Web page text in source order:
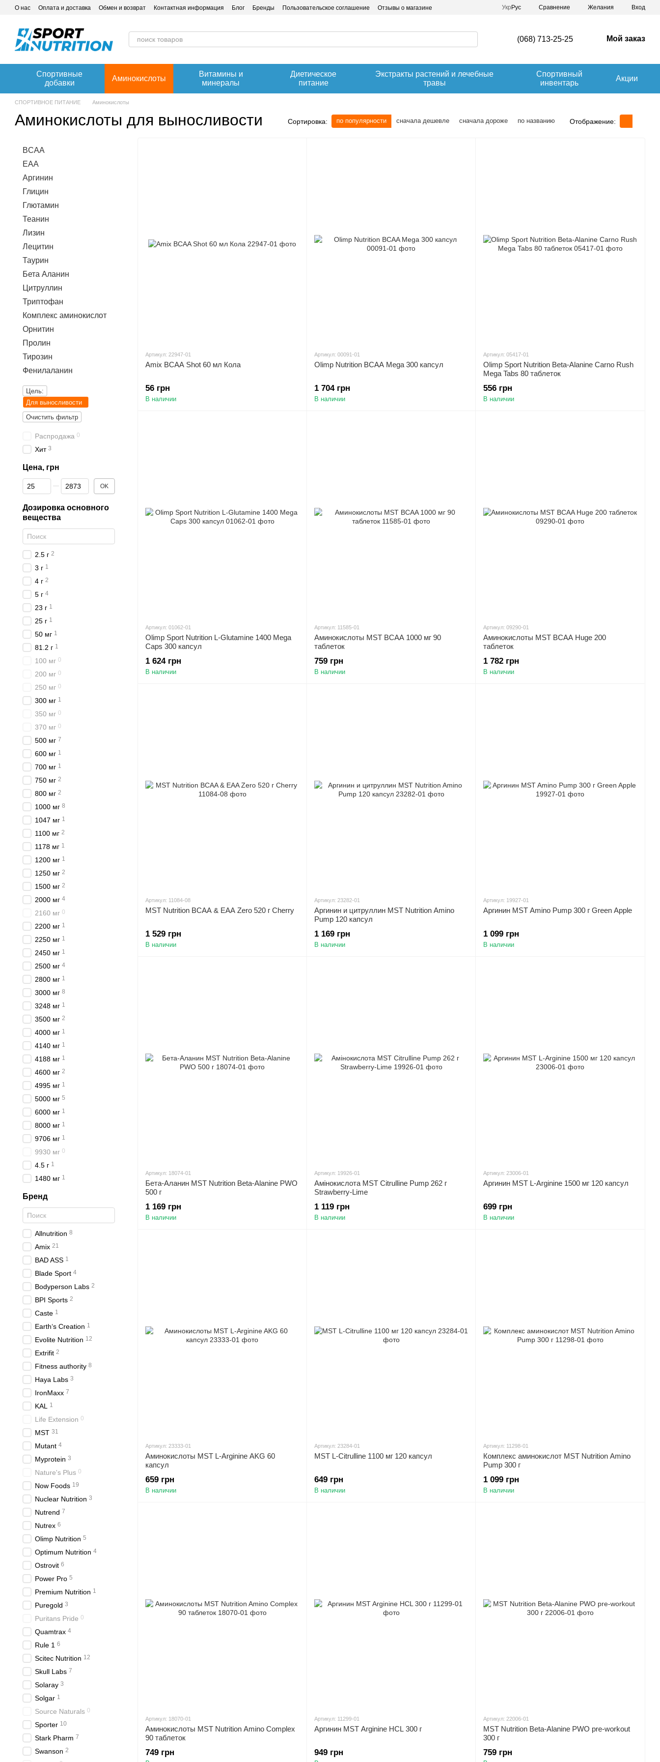
Перейти к основному контенту
О нас Оплата и доставка Обмен и возврат Контактная информация Блог Бренды Пользовательское соглашение Отзывы о магазине Укр Рус Сравнение Желания Вход
(068) 713-25-25 Мой заказ
Спортивные
добавки
Аминокислоты
Витамины и
минералы
Диетическое
питание
Экстракты растений и лечебные
травы
Спортивный
инвентарь
Акции
СПОРТИВНОЕ ПИТАНИЕ Аминокислоты
Аминокислоты для выносливости Сортировка: по популярности сначала дешевле сначала дороже по названию Отображение:
Артикул: 22947-01
Amix BCAA Shot 60 мл Кола
56 грн
В наличии
Артикул: 00091-01
Olimp Nutrition BCAA Mega 300 капсул
1 704 грн
В наличии
Артикул: 05417-01
Olimp Sport Nutrition Beta-Alanine Carno Rush
Mega Tabs 80 таблеток
556 грн
В наличии
Артикул: 01062-01
Olimp Sport Nutrition L-Glutamine 1400 Mega
Caps 300 капсул
1 624 грн
В наличии
Артикул: 11585-01
Аминокислоты MST BCAA 1000 мг 90
таблеток
759 грн
В наличии
Артикул: 09290-01
Аминокислоты MST BCAA Huge 200
таблеток
1 782 грн
В наличии
Артикул: 11084-08
MST Nutrition BCAA & EAA Zero 520 г Cherry
1 529 грн
В наличии
Артикул: 23282-01
Аргинин и цитруллин MST Nutrition Amino
Pump 120 капсул
1 169 грн
В наличии
Артикул: 19927-01
Аргинин MST Amino Pump 300 г Green Apple
1 099 грн
В наличии
Артикул: 18074-01
Бета-Аланин MST Nutrition Beta-Alanine PWO
500 г
1 169 грн
В наличии
Артикул: 19926-01
Амінокислота MST Citrulline Pump 262 г
Strawberry-Lime
1 119 грн
В наличии
Артикул: 23006-01
Аргинин MST L-Arginine 1500 мг 120 капсул
699 грн
В наличии
Артикул: 23333-01
Аминокислоты MST L-Arginine AKG 60
капсул
659 грн
В наличии
Артикул: 23284-01
MST L-Citrulline 1100 мг 120 капсул
649 грн
В наличии
Артикул: 11298-01
Комплекс аминокислот MST Nutrition Amino
Pump 300 г
1 099 грн
В наличии
Артикул: 18070-01
Аминокислоты MST Nutrition Amino Complex
90 таблеток
749 грн
Артикул: 11299-01
Аргинин MST Arginine HCL 300 г
949 грн
Артикул: 22006-01
MST Nutrition Beta-Alanine PWO pre-workout
300 г
759 грн
BCAA
EAA
Аргинин
Глицин
Глютамин
Теанин
Лизин
Лецитин
Таурин
Бета Аланин
Цитруллин
Триптофан
Комплекс аминокислот
Орнитин
Пролин
Тирозин
Фенилаланин
Цель:
Для выносливости
Очистить фильтр
Распродажа 0
Хит 3
Цена, грн
От Цена, грн
До Цена, грн OK
Дозировка основного
вещества
2.5 г 2
3 г 1
4 г 2
5 г 4
23 г 1
25 г 1
50 мг 1
81.2 г 1
100 мг 0
200 мг 0
250 мг 0
300 мг 1
350 мг 0
370 мг 0
500 мг 7
600 мг 1
700 мг 1
750 мг 2
800 мг 2
1000 мг 8
1047 мг 1
1100 мг 2
1178 мг 1
1200 мг 1
1250 мг 2
1500 мг 2
2000 мг 4
2160 мг 0
2200 мг 1
2250 мг 1
2450 мг 1
2500 мг 4
2800 мг 1
3000 мг 8
3248 мг 1
3500 мг 2
4000 мг 1
4140 мг 1
4188 мг 1
4600 мг 2
4995 мг 1
5000 мг 5
6000 мг 1
8000 мг 1
9706 мг 1
9930 мг 0
4.5 г 1
1480 мг 1
Бренд
Allnutrition 8
Amix 21
BAD ASS 1
Blade Sport 4
Bodyperson Labs 2
BPI Sports 2
Caste 1
Earth‘s Creation 1
Evolite Nutrition 12
Extrifit 2
Fitness authority 8
Haya Labs 3
IronMaxx 7
KAL 1
Life Extension 0
MST 31
Mutant 4
Myprotein 3
Nature's Plus 0
Now Foods 19
Nuclear Nutrition 3
Nutrend 7
Nutrex 6
Olimp Nutrition 5
Optimum Nutrition 4
Ostrovit 6
Power Pro 5
Premium Nutrition 1
Puregold 3
Puritans Pride 0
Quamtrax 4
Rule 1 6
Scitec Nutrition 12
Skull Labs 7
Solaray 3
Solgar 1
Source Naturals 0
Sporter 10
Stark Pharm 7
Swanson 2